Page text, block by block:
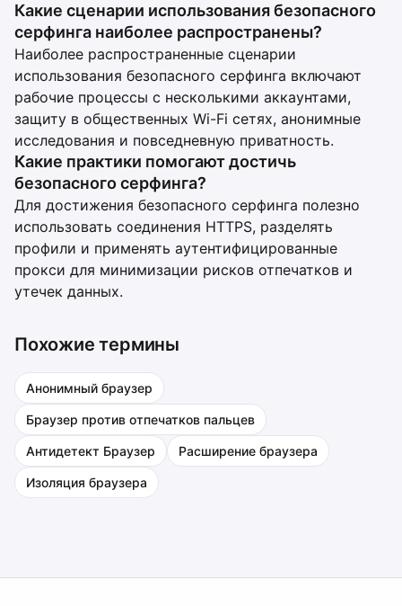
Какие сценарии использования безопасного
серфинга наиболее распространены?
Наиболее распространенные сценарии
использования безопасного серфинга включают
рабочие процессы с несколькими аккаунтами,
защиту в общественных Wi-Fi сетях, анонимные
исследования и повседневную приватность.
Какие практики помогают достичь
безопасного серфинга?
Для достижения безопасного серфинга полезно
использовать соединения HTTPS, разделять
профили и применять аутентифицированные
прокси для минимизации рисков отпечатков и
утечек данных.
Похожие термины
Анонимный браузер
Браузер против отпечатков пальцев
Антидетект Браузер Расширение браузера
Изоляция браузера